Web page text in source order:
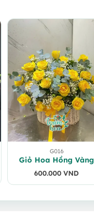
G016
Giỏ Hoa Hồng Vàng
600.000VND